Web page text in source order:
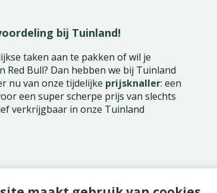
bij Tuinland!
taken aan te pakken of wil je
Red Bull? Dan hebben we bij Tuinland
nu van onze tijdelijke prijsknaller: een
een super scherpe prijs van slechts
verkrijgbaar in onze Tuinland